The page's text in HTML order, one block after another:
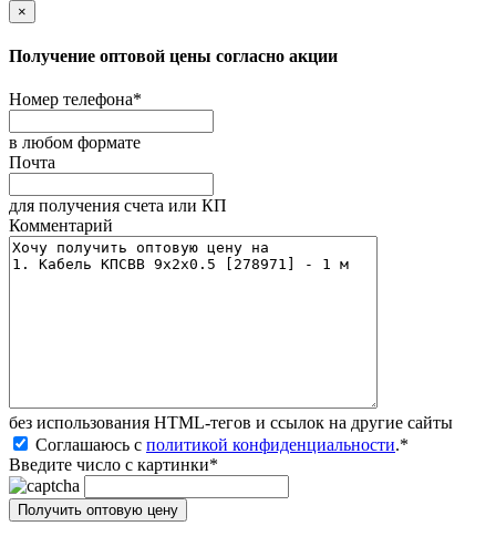
×
Получение оптовой цены согласно акции
Номер телефона*
в любом формате
Почта
для получения счета или КП
Комментарий
без иcпользования HTML-тегов и ссылок на другие сайты
Соглашаюсь с политикой конфиденциальности.*
Введите число с картинки*